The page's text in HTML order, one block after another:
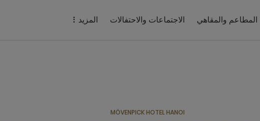
المطاعم والمقاهي الاجتماعات والاحتفالات المزيد
MÖVENPICK HOTEL HANOI